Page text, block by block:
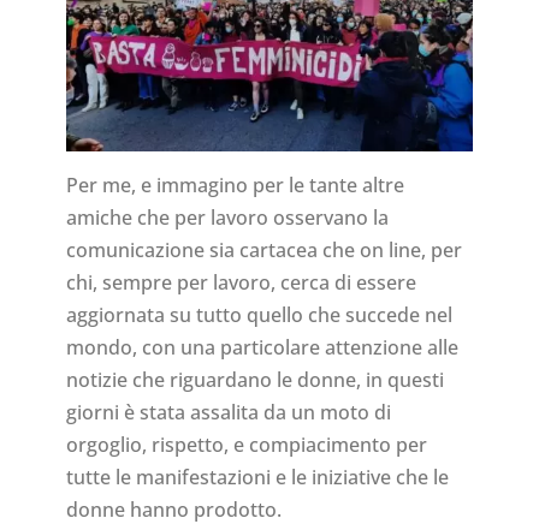
Per me, e immagino per le tante altre
amiche che per lavoro osservano la
comunicazione sia cartacea che on line, per
chi, sempre per lavoro, cerca di essere
aggiornata su tutto quello che succede nel
mondo, con una particolare attenzione alle
notizie che riguardano le donne, in questi
giorni è stata assalita da un moto di
orgoglio, rispetto, e compiacimento per
tutte le manifestazioni e le iniziative che le
donne hanno prodotto.